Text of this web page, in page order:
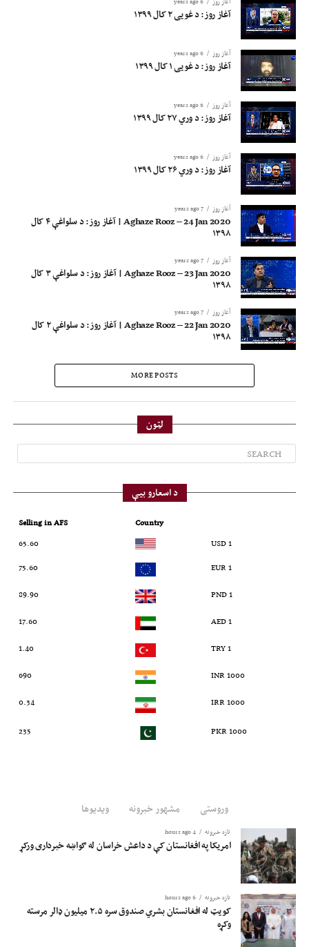
آغاز روز: د غویی ۲ کال ۱۳۹۹
آغاز روز 6 years ago
آغاز روز: د غویی ۱ کال ۱۳۹۹
آغاز روز 6 years ago
آغاز روز: د وري ۲۷ کال ۱۳۹۹
آغاز روز 6 years ago
آغاز روز: د وري ۲۶ کال ۱۳۹۹
آغاز روز 7 years ago
Aghaze Rooz – 24 Jan 2020 | آغاز روز: د سلواغې ۴ کال
۱۳۹۸
آغاز روز 7 years ago
Aghaze Rooz – 23 Jan 2020 | آغاز روز: د سلواغې ۳ کال
۱۳۹۸
آغاز روز 7 years ago
Aghaze Rooz – 22 Jan 2020 | آغاز روز: د سلواغې ۲ کال
۱۳۹۸
MORE POSTS
لټون
د اسعارو بیې
Country
Selling in AFS
1 USD
65.60
1 EUR
75.60
1 PND
89.90
1 AED
17.60
1 TRY
1.40
1000 INR
690
1000 IRR
0.34
1000 PKR
235
وروستی مشهور خبرونه ویدیوها
تازه خبرونه 4 hours ago
امریکا په افغانستان کې د داعش خراسان له ګواښه خبرداری ورکړ
تازه خبرونه 6 hours ago
کویټ له افغانستان بشري صندوق سره ۲.۵ میلیون ډالر مرسته
وکړه